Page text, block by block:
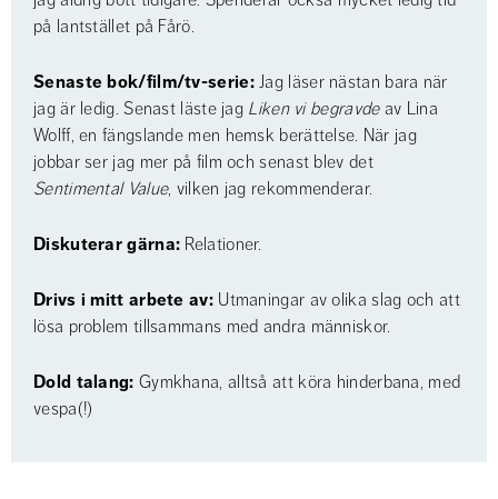
på lantstället på Fårö.
Senaste bok/film/tv-serie: Jag läser nästan bara när
jag är ledig. Senast läste jag Liken vi begravde av Lina
Wolff, en fängslande men hemsk berättelse. När jag
jobbar ser jag mer på film och senast blev det
Sentimental Value, vilken jag rekommenderar.
Diskuterar gärna: Relationer.
Drivs i mitt arbete av: Utmaningar av olika slag och att
lösa problem tillsammans med andra människor.
Dold talang: Gymkhana, alltså att köra hinderbana, med
vespa(!)